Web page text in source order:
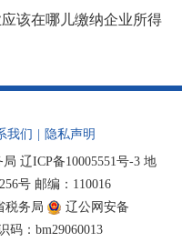
该在哪儿缴纳企业所得
我们 | 隐私声明
局 辽ICP备10005551号-3 地
号 邮编：110016
税务局
辽公网安备
码：bm29060013